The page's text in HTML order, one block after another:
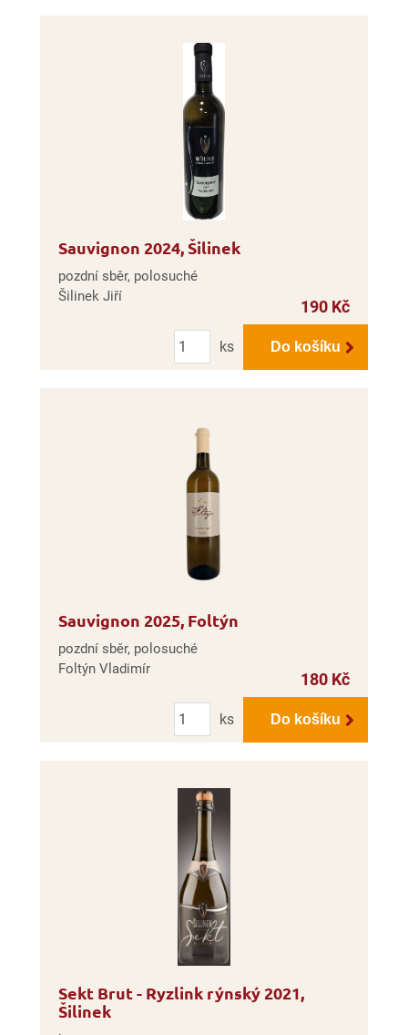
Sauvignon 2024, Šilinek
pozdní sběr, polosuché
Šilinek Jiří
190 Kč
Počet
ks
Do košíku
Sauvignon 2025, Foltýn
pozdní sběr, polosuché
Foltýn Vladimír
180 Kč
Počet
ks
Do košíku
Sekt Brut - Ryzlink rýnský 2021,
Šilinek